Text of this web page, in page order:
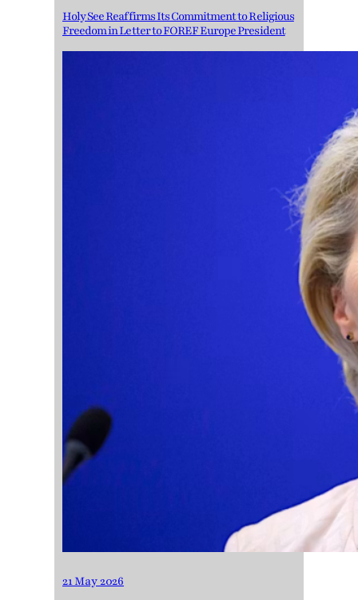
Holy See Reaffirms Its Commitment to Religious
Freedom in Letter to FOREF Europe President
21 May 2026